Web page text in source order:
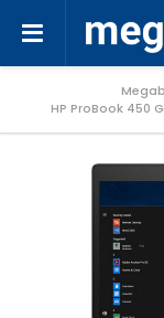
HP ProBook 450